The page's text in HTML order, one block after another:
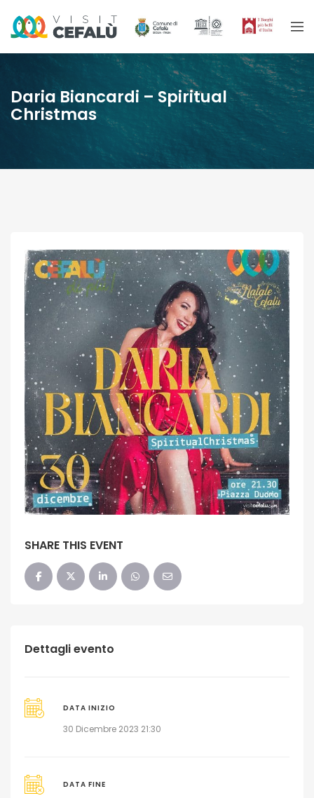
Daria Biancardi – Spiritual
Christmas
SHARE THIS EVENT
Dettagli evento
DATA INIZIO
30 Dicembre 2023 21:30
DATA FINE